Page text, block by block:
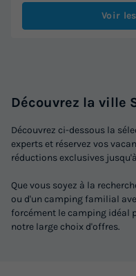
Voir
Découvrez la ville
Découvrez ci-dessous la
experts et réservez vos
réductions exclusives
Que vous soyez à la
ou d'un camping familial
forcément le camping idéal
notre large choix d'offres.